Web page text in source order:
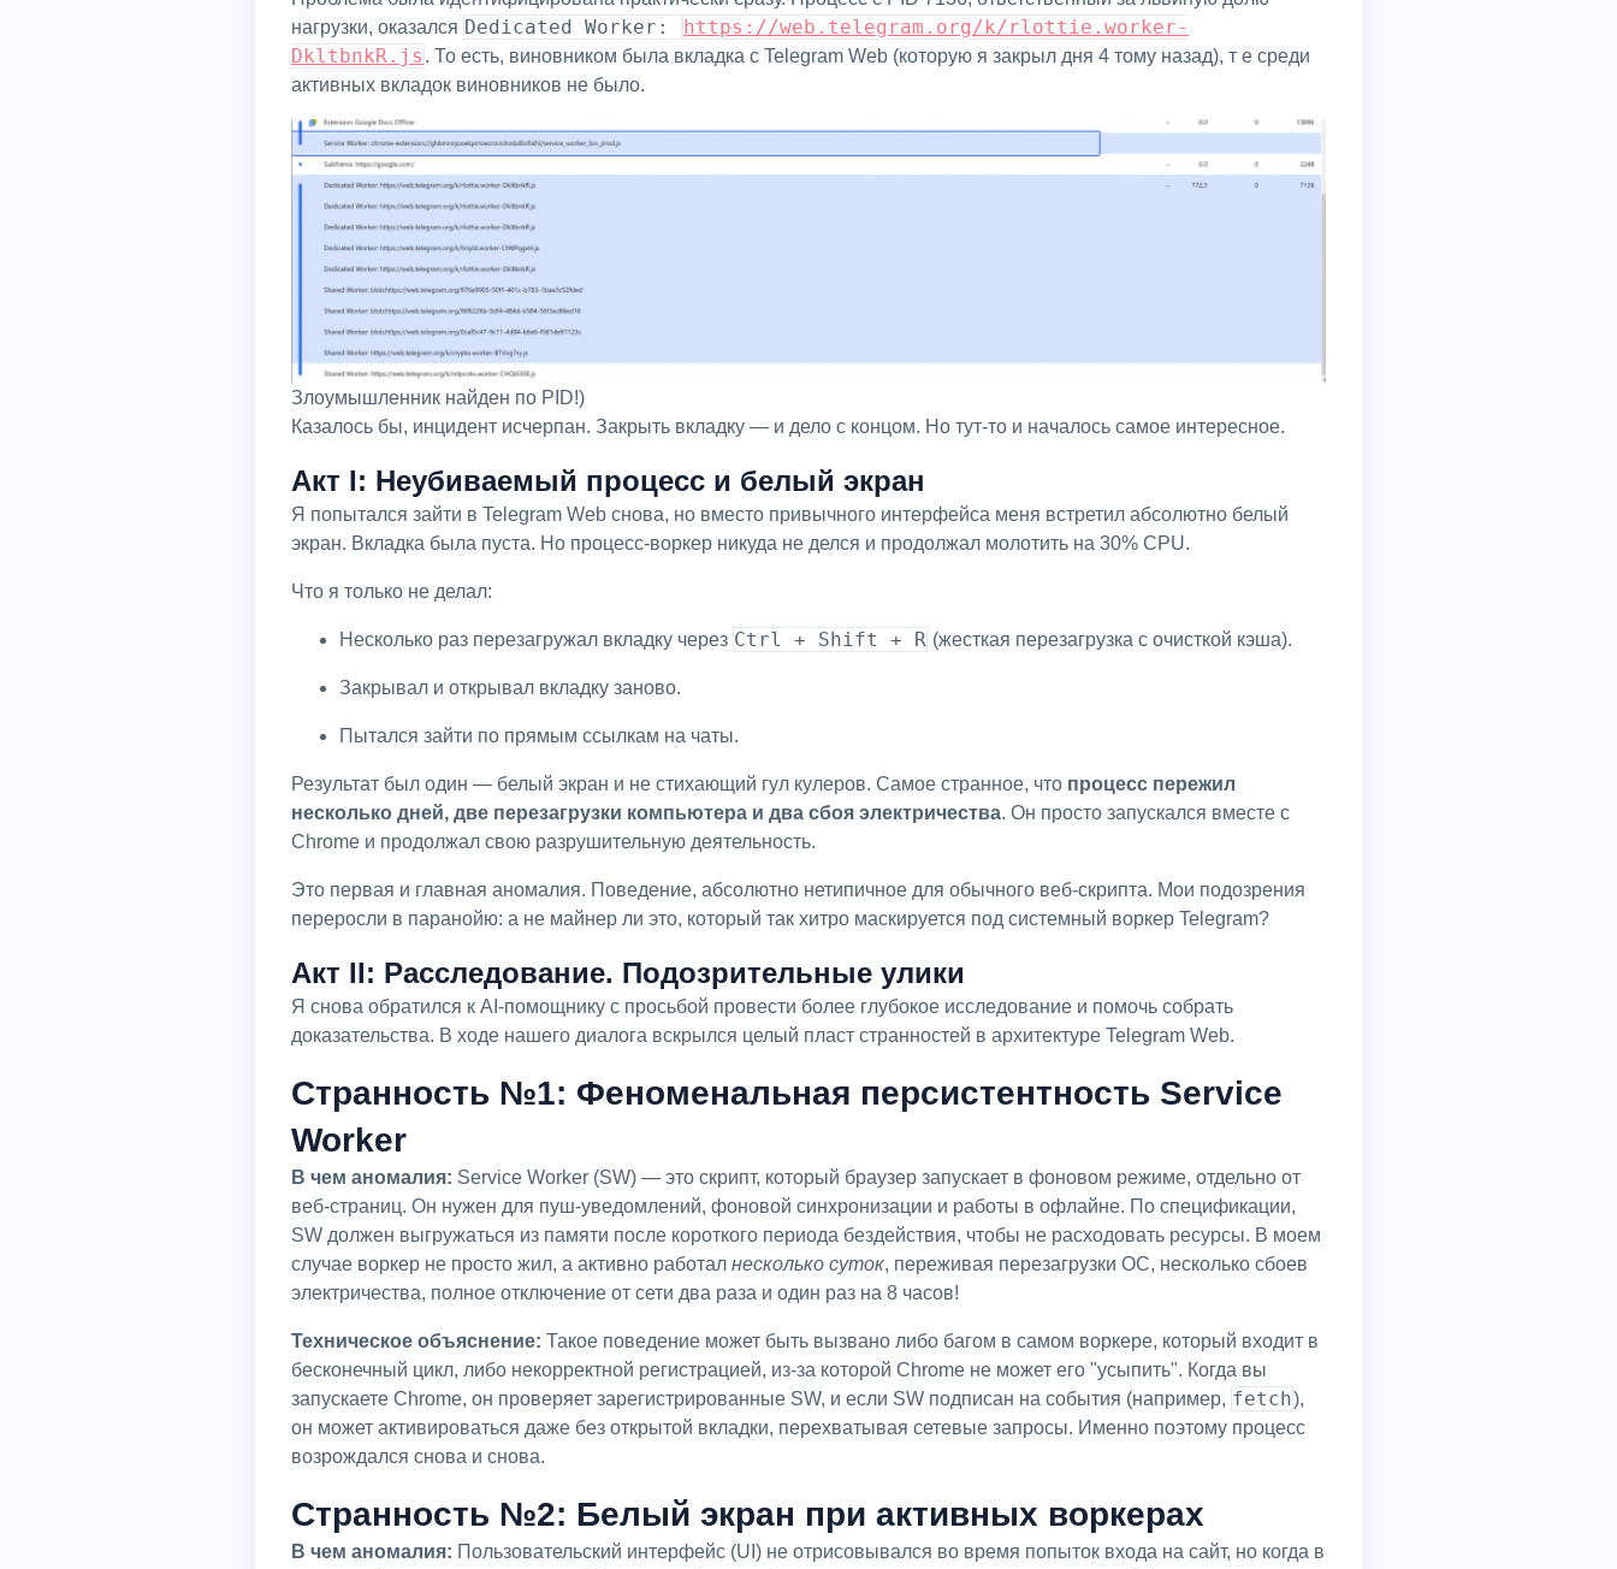
нагрузки, оказался Dedicated Worker:
https://web.telegram.org/k/rlottie.worker-
DkltbnkR.js . То есть, виновником была вкладка с Telegram Web (которую я закрыл дня 4 тому назад), т е среди
активных вкладок виновников не было.
Злоумышленник найден по PID!)
Казалось бы, инцидент исчерпан. Закрыть вкладку — и дело с концом. Но тут-то и началось самое интересное.
Акт I: Неубиваемый процесс и белый экран
Я попытался зайти в Telegram Web снова, но вместо привычного интерфейса меня встретил абсолютно белый
экран. Вкладка была пуста. Но процесс-воркер никуда не делся и продолжал молотить на 30% CPU.
Что я только не делал:
Несколько раз перезагружал вкладку через Ctrl + Shift + R (жесткая перезагрузка с очисткой кэша).
Закрывал и открывал вкладку заново.
Пытался зайти по прямым ссылкам на чаты.
Результат был один — белый экран и не стихающий гул кулеров. Самое странное, что процесс пережил
несколько дней, две перезагрузки компьютера и два сбоя электричества. Он просто запускался вместе с
Chrome и продолжал свою разрушительную деятельность.
Это первая и главная аномалия. Поведение, абсолютно нетипичное для обычного веб-скрипта. Мои подозрения
переросли в паранойю: а не майнер ли это, который так хитро маскируется под системный воркер Telegram?
Акт II: Расследование. Подозрительные улики
Я снова обратился к AI-помощнику с просьбой провести более глубокое исследование и помочь собрать
доказательства. В ходе нашего диалога вскрылся целый пласт странностей в архитектуре Telegram Web.
Странность №1: Феноменальная персистентность Service
Worker
В чем аномалия: Service Worker (SW) — это скрипт, который браузер запускает в фоновом режиме, отдельно от
веб-страниц. Он нужен для пуш-уведомлений, фоновой синхронизации и работы в офлайне. По спецификации,
SW должен выгружаться из памяти после короткого периода бездействия, чтобы не расходовать ресурсы. В моем
случае воркер не просто жил, а активно работал несколько суток, переживая перезагрузки ОС, несколько сбоев
электричества, полное отключение от сети два раза и один раз на 8 часов!
Техническое объяснение: Такое поведение может быть вызвано либо багом в самом воркере, который входит в
бесконечный цикл, либо некорректной регистрацией, из-за которой Chrome не может его "усыпить". Когда вы
запускаете Chrome, он проверяет зарегистрированные SW, и если SW подписан на события (например, fetch),
он может активироваться даже без открытой вкладки, перехватывая сетевые запросы. Именно поэтому процесс
возрождался снова и снова.
Странность №2: Белый экран при активных воркерах
В чем аномалия: Пользовательский интерфейс (UI) не отрисовывался во время попыток входа на сайт, но когда в